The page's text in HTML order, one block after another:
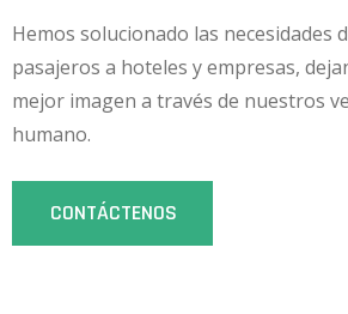
Hemos solucionado las necesidades
pasajeros a hoteles y empresas,
mejor imagen a través de nuestros
humano.
CONTÁCTENOS